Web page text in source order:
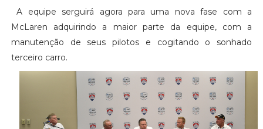
A equipe serguirá agora para uma nova fase com a
McLaren adquirindo a maior parte da equipe, com a
manutenção de seus pilotos e cogitando o sonhado
terceiro carro.